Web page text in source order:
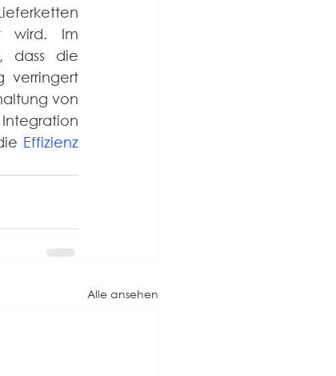
wird. Im
dass die
verringert
von
Effizienz
Alle ansehen